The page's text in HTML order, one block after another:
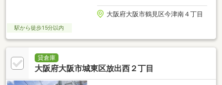
大阪府大阪市鶴見区今津南４丁目
駅から徒歩15分以内
貸倉庫
大阪府大阪市城東区放出西２丁目